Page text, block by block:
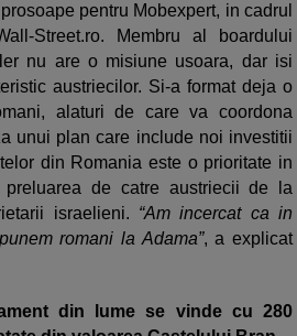
pentru Mobexpert, in cadrul
Street.ro. Membru al boardului
nu are o misiune usoara, dar isi
austriecilor. Si-a format deja o
alaturi de care va coordona
unui plan care include noi investitii
din Romania este o prioritate in
de catre austriecii de la
israelieni. “Am incercat ca in
romani la Adama”, a explicat
din lume se vinde cu 280